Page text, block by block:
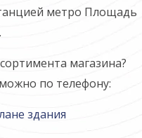
метро Площадь
магазина?
по телефону:
здания